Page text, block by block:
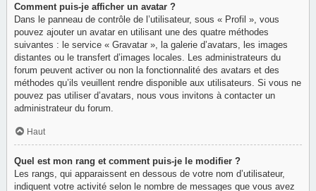
Comment puis-je afficher un avatar ?
Dans le panneau de contrôle de l’utilisateur, sous « Profil », vous
pouvez ajouter un avatar en utilisant une des quatre méthodes
suivantes : le service « Gravatar », la galerie d’avatars, les images
distantes ou le transfert d’images locales. Les administrateurs du
forum peuvent activer ou non la fonctionnalité des avatars et des
méthodes qu’ils veuillent rendre disponible aux utilisateurs. Si vous ne
pouvez pas utiliser d’avatars, nous vous invitons à contacter un
administrateur du forum.
Haut
Quel est mon rang et comment puis-je le modifier ?
Les rangs, qui apparaissent en dessous de votre nom d’utilisateur,
indiquent votre activité selon le nombre de messages que vous avez